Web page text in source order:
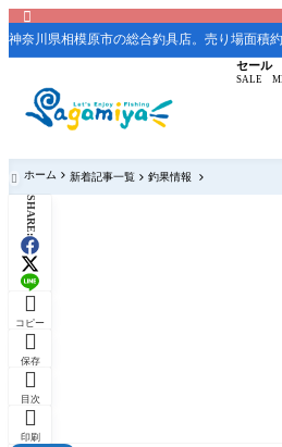

神奈川県相模原市の総合釣具店。売り場面積約
セール
SALE
 ホーム 新着記事一覧 釣果情報
SHARE:

コピー

保存

目次

印刷